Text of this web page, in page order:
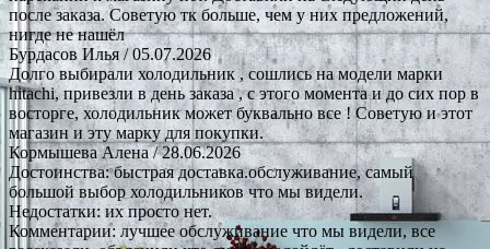
после заказа. Советую тк больше, чем у них предложений,
нигде не нашёл
Бурдасов Илья / 05.07.2026
Долго выбирали холодильник , сошлись на модели марки
hitachi, привезли в день заказа , с этого момента и до сих пор в
восторге, холодильник может буквально все ! Советую и этот
магазин и эту марку для покупки.
Кормышева Алена/ 28.06.2026
Достоинства: быстрая доставка.обслуживание, самый
большой выбор холодильников что мы видели.
Недостатки: их просто нет.
Комментарии: лучшее обслуживание что мы видели, все